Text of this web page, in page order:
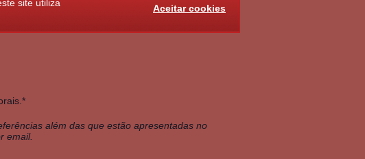
Aceitar cookies
site utiliza
além das que estão apresentadas no
email.